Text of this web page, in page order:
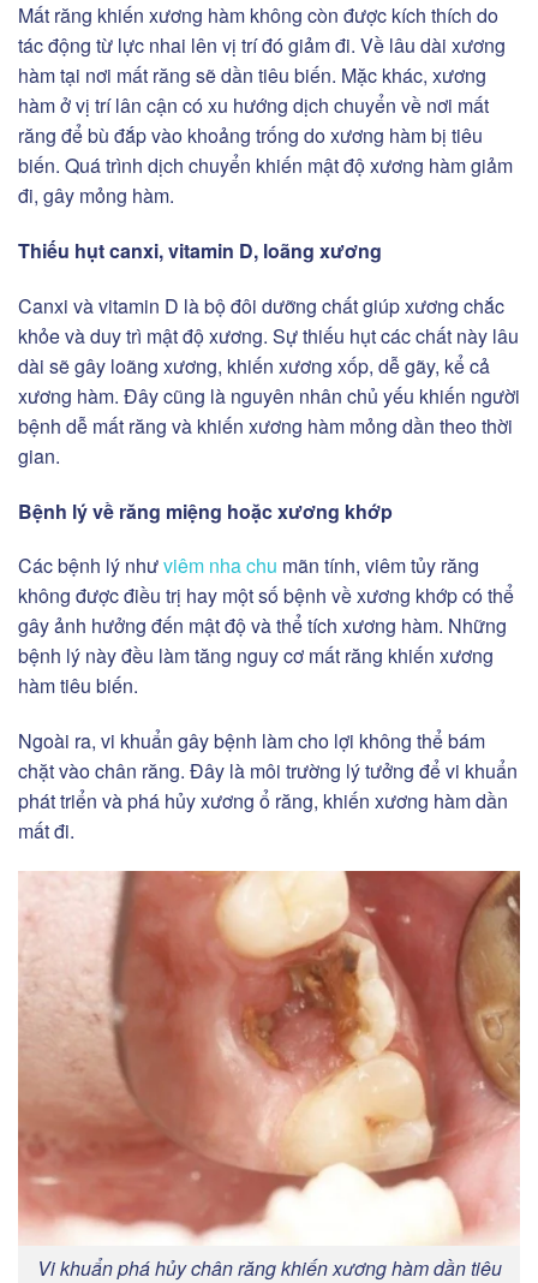
Mất răng khiến xương hàm không còn được kích thích do
tác động từ lực nhai lên vị trí đó giảm đi. Về lâu dài xương
hàm tại nơi mất răng sẽ dần tiêu biến. Mặc khác, xương
hàm ở vị trí lân cận có xu hướng dịch chuyển về nơi mất
răng để bù đắp vào khoảng trống do xương hàm bị tiêu
biến. Quá trình dịch chuyển khiến mật độ xương hàm giảm
đi, gây mỏng hàm.
Thiếu hụt canxi, vitamin D, loãng xương
Canxi và vitamin D là bộ đôi dưỡng chất giúp xương chắc
khỏe và duy trì mật độ xương. Sự thiếu hụt các chất này lâu
dài sẽ gây loãng xương, khiến xương xốp, dễ gãy, kể cả
xương hàm. Đây cũng là nguyên nhân chủ yếu khiến người
bệnh dễ mất răng và khiến xương hàm mỏng dần theo thời
gian.
Bệnh lý về răng miệng hoặc xương khớp
Các bệnh lý nhưviêm nha chu mãn tính, viêm tủy răng
không được điều trị hay một số bệnh về xương khớp có thể
gây ảnh hưởng đến mật độ và thể tích xương hàm. Những
bệnh lý này đều làm tăng nguy cơ mất răng khiến xương
hàm tiêu biến.
Ngoài ra, vi khuẩn gây bệnh làm cho lợi không thể bám
chặt vào chân răng. Đây là môi trường lý tưởng để vi khuẩn
phát triển và phá hủy xương ổ răng, khiến xương hàm dần
mất đi.
Vi khuẩn phá hủy chân răng khiến xương hàm dần tiêu